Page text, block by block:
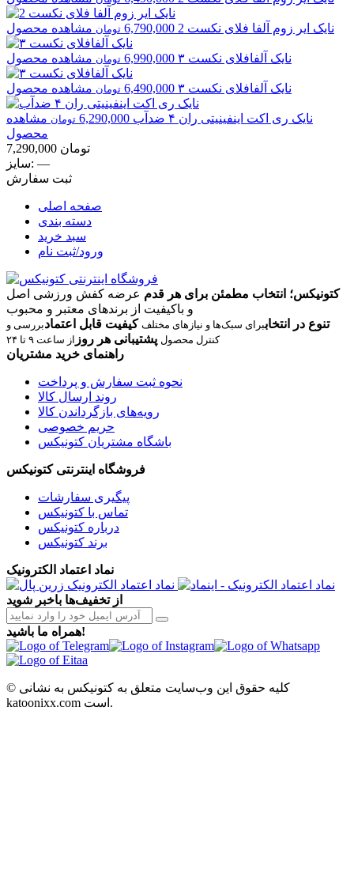
نایک ایر زوم آلفا فلای نکست 2 6,790,000 تومان مشاهده محصول
نایک آلفافلای نکست ۳ 6,990,000 تومان مشاهده محصول
نایک آلفافلای نکست ۳ 6,490,000 تومان مشاهده محصول
نایک ری اکت اینفینیتی ران ۴ ضدآب 6,290,000 تومان مشاهده
محصول
7,290,000 تومان
سایز: —
ثبت سفارش
صفحه اصلی
دسته بندی
سبد خرید
ورود/ثبت نام
کتونیکس؛ انتخاب مطمئن برای هر قدم عرضه کفش ورزشی اصل
و باکیفیت از برندهای معتبر و محبوب
تنوع در انتخاببرای سبک‌ها و نیازهای مختلف کیفیت قابل اعتمادبررسی و
کنترل محصول پشتیبانی هر روز از ساعت ۹ تا ۲۴
راهنمای خرید مشتریان
نحوه ثبت سفارش و پرداخت
روند ارسال کالا
رویه‌های بازگرداندن کالا
حریم خصوصی
باشگاه مشتریان کتونیکس
فروشگاه اینترنتی کتونیکس
پیگیری سفارشات
تماس با کتونیکس
درباره کتونیکس
برند کتونیکس
نماد اعتماد الکترونیک
از تخفیف‌ها باخبر شوید
همراه ما باشید!
© کلیه حقوق این وب‌سایت متعلق به کتونیکس به نشانی
katoonixx.com است.